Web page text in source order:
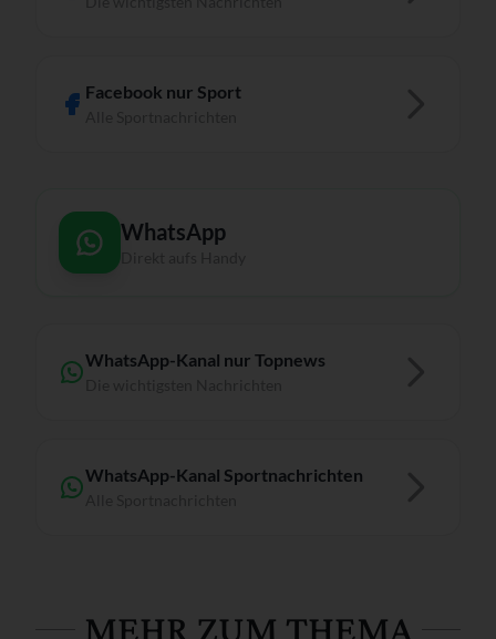
Facebook nur Sport
WhatsApp
WhatsApp-Kanal nur Topnews
WhatsApp-Kanal Sportnachrichten
MEHR ZUM THEMA